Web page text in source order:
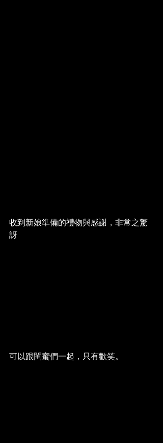
收到新娘準備的禮物與感謝，非常之驚
訝
可以跟閨蜜們一起，只有歡笑。